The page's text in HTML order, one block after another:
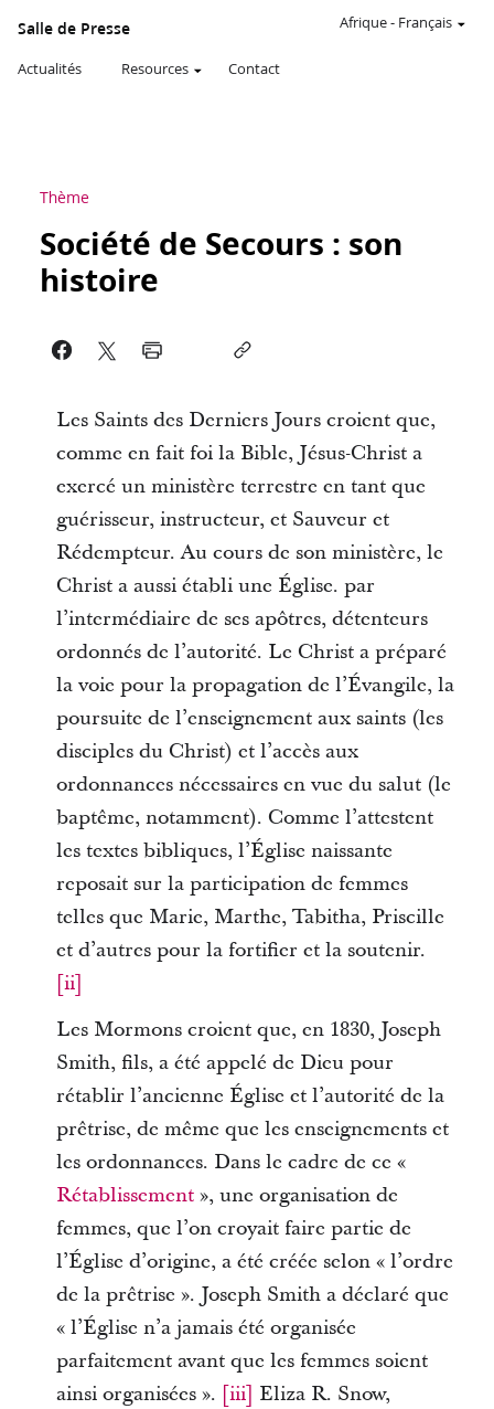
Salle de Presse
Actualités Resources Contact
Afrique- Français
Thème
Société de Secours : son
histoire
Les Saints des Derniers Jours croient que,
comme en fait foi la Bible, Jésus-Christ a
exercé un ministère terrestre en tant que
guérisseur, instructeur, et Sauveur et
Rédempteur. Au cours de son ministère, le
Christ a aussi établi une Église. par
l’intermédiaire de ses apôtres, détenteurs
ordonnés de l’autorité. Le Christ a préparé
la voie pour la propagation de l’Évangile, la
poursuite de l’enseignement aux saints (les
disciples du Christ) et l’accès aux
ordonnances nécessaires en vue du salut (le
baptême, notamment). Comme l’attestent
les textes bibliques, l’Église naissante
reposait sur la participation de femmes
telles que Marie, Marthe, Tabitha, Priscille
et d’autres pour la fortifier et la soutenir.
[ii]
Les Mormons croient que, en 1830, Joseph
Smith, fils, a été appelé de Dieu pour
rétablir l’ancienne Église et l’autorité de la
prêtrise, de même que les enseignements et
les ordonnances. Dans le cadre de ce «
Rétablissement », une organisation de
femmes, que l’on croyait faire partie de
l’Église d’origine, a été créée selon « l’ordre
de la prêtrise ». Joseph Smith a déclaré que
« l’Église n’a jamais été organisée
parfaitement avant que les femmes soient
ainsi organisées ». [iii] Eliza R. Snow,